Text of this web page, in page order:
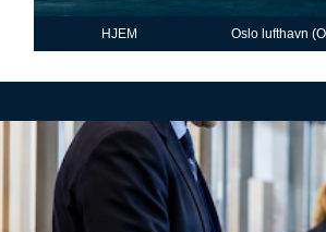
HJEM Oslo lufthavn